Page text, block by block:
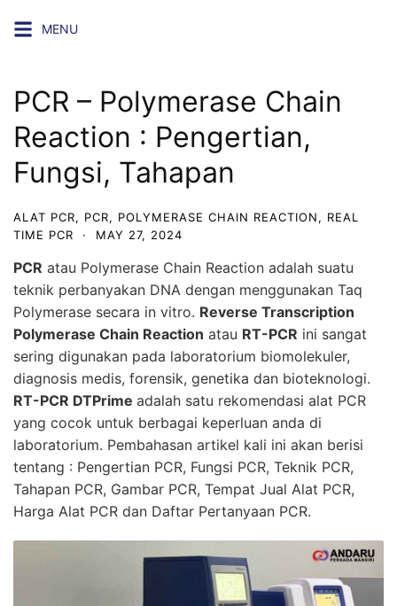
MENU
PCR – Polymerase Chain
Reaction : Pengertian,
Fungsi, Tahapan
ALAT PCR, PCR, POLYMERASE CHAIN REACTION, REAL
TIME PCR
· MAY 27, 2024
PCR atau Polymerase Chain Reaction adalah suatu
teknik perbanyakan DNA dengan menggunakan Taq
Polymerase secara in vitro. Reverse Transcription
Polymerase Chain Reaction atau RT-PCR ini sangat
sering digunakan pada laboratorium biomolekuler,
diagnosis medis, forensik, genetika dan bioteknologi.
RT-PCR DTPrime adalah satu rekomendasi alat PCR
yang cocok untuk berbagai keperluan anda di
laboratorium. Pembahasan artikel kali ini akan berisi
tentang : Pengertian PCR, Fungsi PCR, Teknik PCR,
Tahapan PCR, Gambar PCR, Tempat Jual Alat PCR,
Harga Alat PCR dan Daftar Pertanyaan PCR.